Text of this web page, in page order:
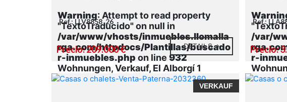
Warning: Attempt to read property
"TextoTraducido" on null in
/var/www/vhosts/inmuebles.llomalla
rga.com/httpdocs/Plantillas/buscado
r-inmuebles.php on line 932
Wohnungen, Verkauf, El Alborgí 1
Ref.: LLV8858_26
Precio: 209.000 € DETAILS
/var/
r-
- Penya
Ref.:
Precio:
VERKAUF